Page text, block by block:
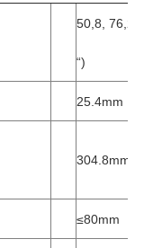
50,8, 76,2,
“)
25.4mm
304.8mm
≤80mm